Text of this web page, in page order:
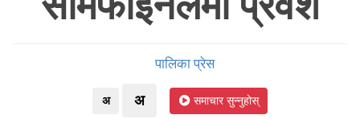
पालिका प्रेस
अ अ समाचार सुन्नुहोस्